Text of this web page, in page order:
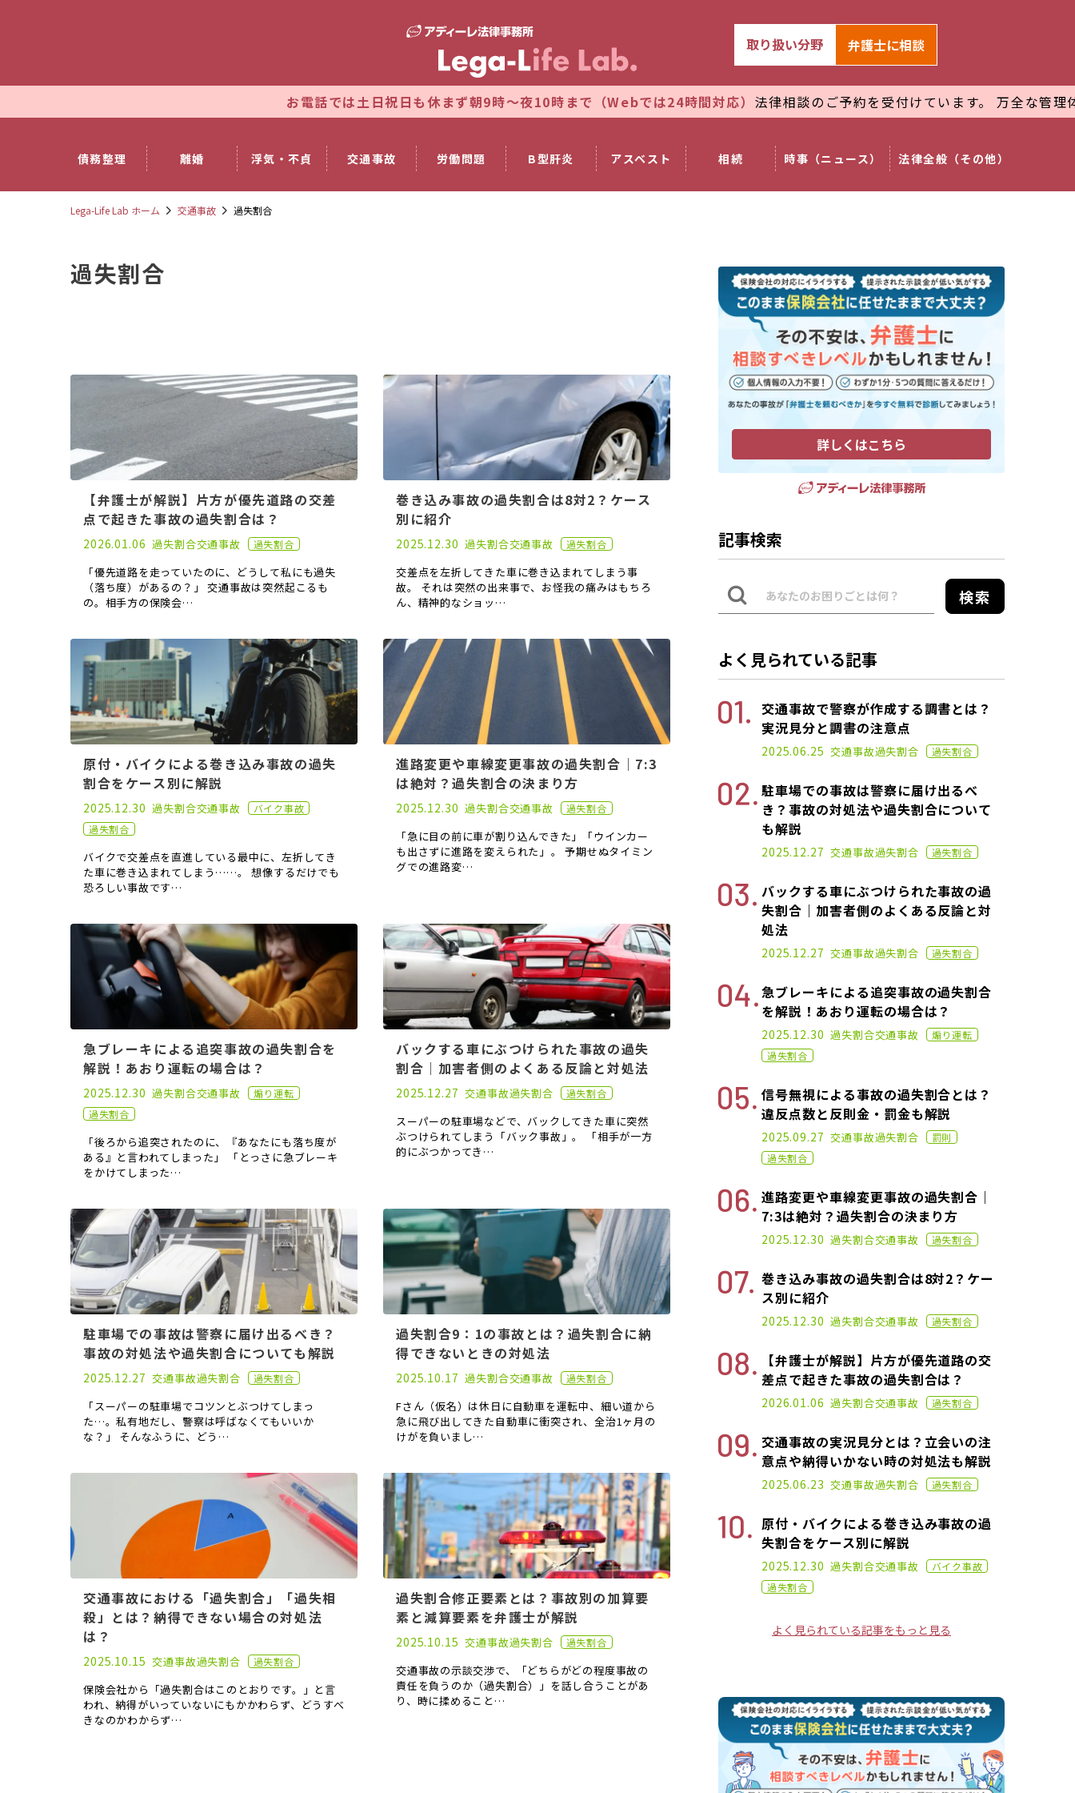
お電話では土日祝日も休まず朝9時～夜10時まで（Webでは24時間対応）法律相談のご予約を受付けています。 万全な管理体制でプライ
債務整理 離婚 浮気・不貞 交通事故 労働問題 B型肝炎 アスベスト 相続 時事（ニュース） 法律全般（その他）
取り扱い分野 弁護士に相談
Lega-Life Lab ホーム 交通事故 過失割合
過失割合
【弁護士が解説】片方が優先道路の交差
点で起きた事故の過失割合は？
2022.04.20
2026.01.06 過失割合交通事故 過失割合
「優先道路を走っていたのに、どうして私にも過失
（落ち度）があるの？」 交通事故は突然起こるも
の。相手方の保険会…
巻き込み事故の過失割合は8対2？ケース
別に紹介
2022.04.20
2025.12.30 過失割合交通事故 過失割合
交差点を左折してきた車に巻き込まれてしまう事
故。 それは突然の出来事で、お怪我の痛みはもちろ
ん、精神的なショッ…
原付・バイクによる巻き込み事故の過失
割合をケース別に解説
2021.05.26
2025.12.30 過失割合交通事故
バイク事故
過失割合
バイクで交差点を直進している最中に、左折してき
た車に巻き込まれてしまう……。 想像するだけでも
恐ろしい事故です…
進路変更や車線変更事故の過失割合｜7:3
は絶対？過失割合の決まり方
2021.05.26
2025.12.30 過失割合交通事故 過失割合
「急に目の前に車が割り込んできた」「ウインカー
も出さずに進路を変えられた」――。 予期せぬタイミン
グでの進路変…
急ブレーキによる追突事故の過失割合を
解説！あおり運転の場合は？
2021.04.28
2025.12.30 過失割合交通事故
煽り運転
過失割合
「後ろから追突されたのに、『あなたにも落ち度が
ある』と言われてしまった」 「とっさに急ブレーキ
をかけてしまった…
バックする車にぶつけられた事故の過失
割合｜加害者側のよくある反論と対処法
2021.04.14
2025.12.27 交通事故過失割合 過失割合
スーパーの駐車場などで、バックしてきた車に突然
ぶつけられてしまう「バック事故」。 「相手が一方
的にぶつかってき…
駐車場での事故は警察に届け出るべき？
事故の対処法や過失割合についても解説
2021.03.17
2025.12.27 交通事故過失割合 過失割合
「スーパーの駐車場でコツンとぶつけてしまっ
た…。私有地だし、警察は呼ばなくてもいいか
な？」 そんなふうに、どう…
過失割合9：1の事故とは？過失割合に納
得できないときの対処法
2022.03.16
2025.10.17 過失割合交通事故 過失割合
Fさん（仮名）は休日に自動車を運転中、細い道から
急に飛び出してきた自動車に衝突され、全治1ヶ月の
けがを負いまし…
交通事故における「過失割合」「過失相
殺」とは？納得できない場合の対処法
は？
2021.01.14
2025.10.15 交通事故過失割合 過失割合
保険会社から「過失割合はこのとおりです。」と言
われ、納得がいっていないにもかかわらず、どうすべ
きなのかわからず…
過失割合修正要素とは？事故別の加算要
素と減算要素を弁護士が解説
2021.03.31
2025.10.15 交通事故過失割合 過失割合
交通事故の示談交渉で、「どちらがどの程度事故の
責任を負うのか（過失割合）」を話し合うことがあ
り、時に揉めること…
詳しくはこちら
記事検索
検索
よく見られている記事
交通事故で警察が作成する調書とは？
実況見分と調書の注意点
2021.07.07
2025.06.25 交通事故過失割合 過失割合
駐車場での事故は警察に届け出るべ
き？事故の対処法や過失割合について
も解説
2021.03.17
2025.12.27 交通事故過失割合 過失割合
バックする車にぶつけられた事故の過
失割合｜加害者側のよくある反論と対
処法
2021.04.14
2025.12.27 交通事故過失割合 過失割合
急ブレーキによる追突事故の過失割合
を解説！あおり運転の場合は？
2021.04.28
2025.12.30 過失割合交通事故
煽り運転
過失割合
信号無視による事故の過失割合とは？
違反点数と反則金・罰金も解説
2021.03.22
2025.09.27 交通事故過失割合
罰則
過失割合
進路変更や車線変更事故の過失割合｜
7:3は絶対？過失割合の決まり方
2021.05.26
2025.12.30 過失割合交通事故 過失割合
巻き込み事故の過失割合は8対2？ケー
ス別に紹介
2022.04.20
2025.12.30 過失割合交通事故 過失割合
【弁護士が解説】片方が優先道路の交
差点で起きた事故の過失割合は？
2022.04.20
2026.01.06 過失割合交通事故 過失割合
交通事故の実況見分とは？立会いの注
意点や納得いかない時の対処法も解説
2021.01.25
2025.06.23 交通事故過失割合 過失割合
原付・バイクによる巻き込み事故の過
失割合をケース別に解説
2021.05.26
2025.12.30 過失割合交通事故
バイク事故
過失割合
よく見られている記事をもっと見る